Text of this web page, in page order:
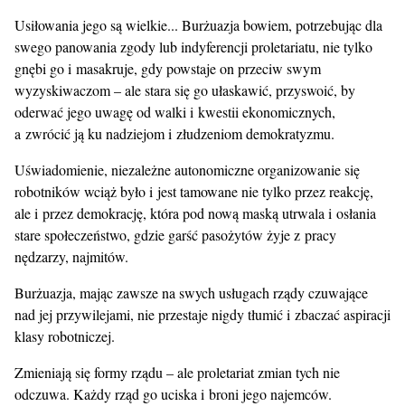
Usiłowania jego są wielkie... Burżuazja bowiem, potrzebując dla
swego panowania zgody lub indyferencji proletariatu, nie tylko
gnębi go i masakruje, gdy powstaje on przeciw swym
wyzyskiwaczom – ale stara się go ułaskawić, przyswoić, by
oderwać jego uwagę od walki i kwestii ekonomicznych,
a zwrócić ją ku nadziejom i złudzeniom demokratyzmu.
Uświadomienie, niezależne autonomiczne organizowanie się
robotników wciąż było i jest tamowane nie tylko przez reakcję,
ale i przez demokrację, która pod nową maską utrwala i osłania
stare społeczeństwo, gdzie garść pasożytów żyje z pracy
nędzarzy, najmitów.
Burżuazja, mając zawsze na swych usługach rządy czuwające
nad jej przywilejami, nie przestaje nigdy tłumić i zbaczać aspiracji
klasy robotniczej.
Zmieniają się formy rządu – ale proletariat zmian tych nie
odczuwa. Każdy rząd go uciska i broni jego najemców.